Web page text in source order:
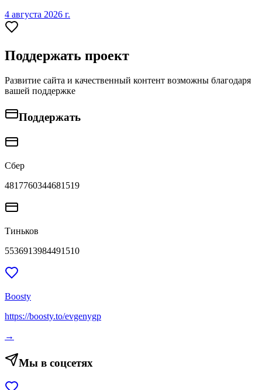
4 августа 2026 г.
Поддержать проект
Развитие сайта и качественный контент возможны благодаря
вашей поддержке
Поддержать
Сбер
4817760344681519
Тиньков
5536913984491510
Boosty
https://boosty.to/evgenygp
→
Мы в соцсетях